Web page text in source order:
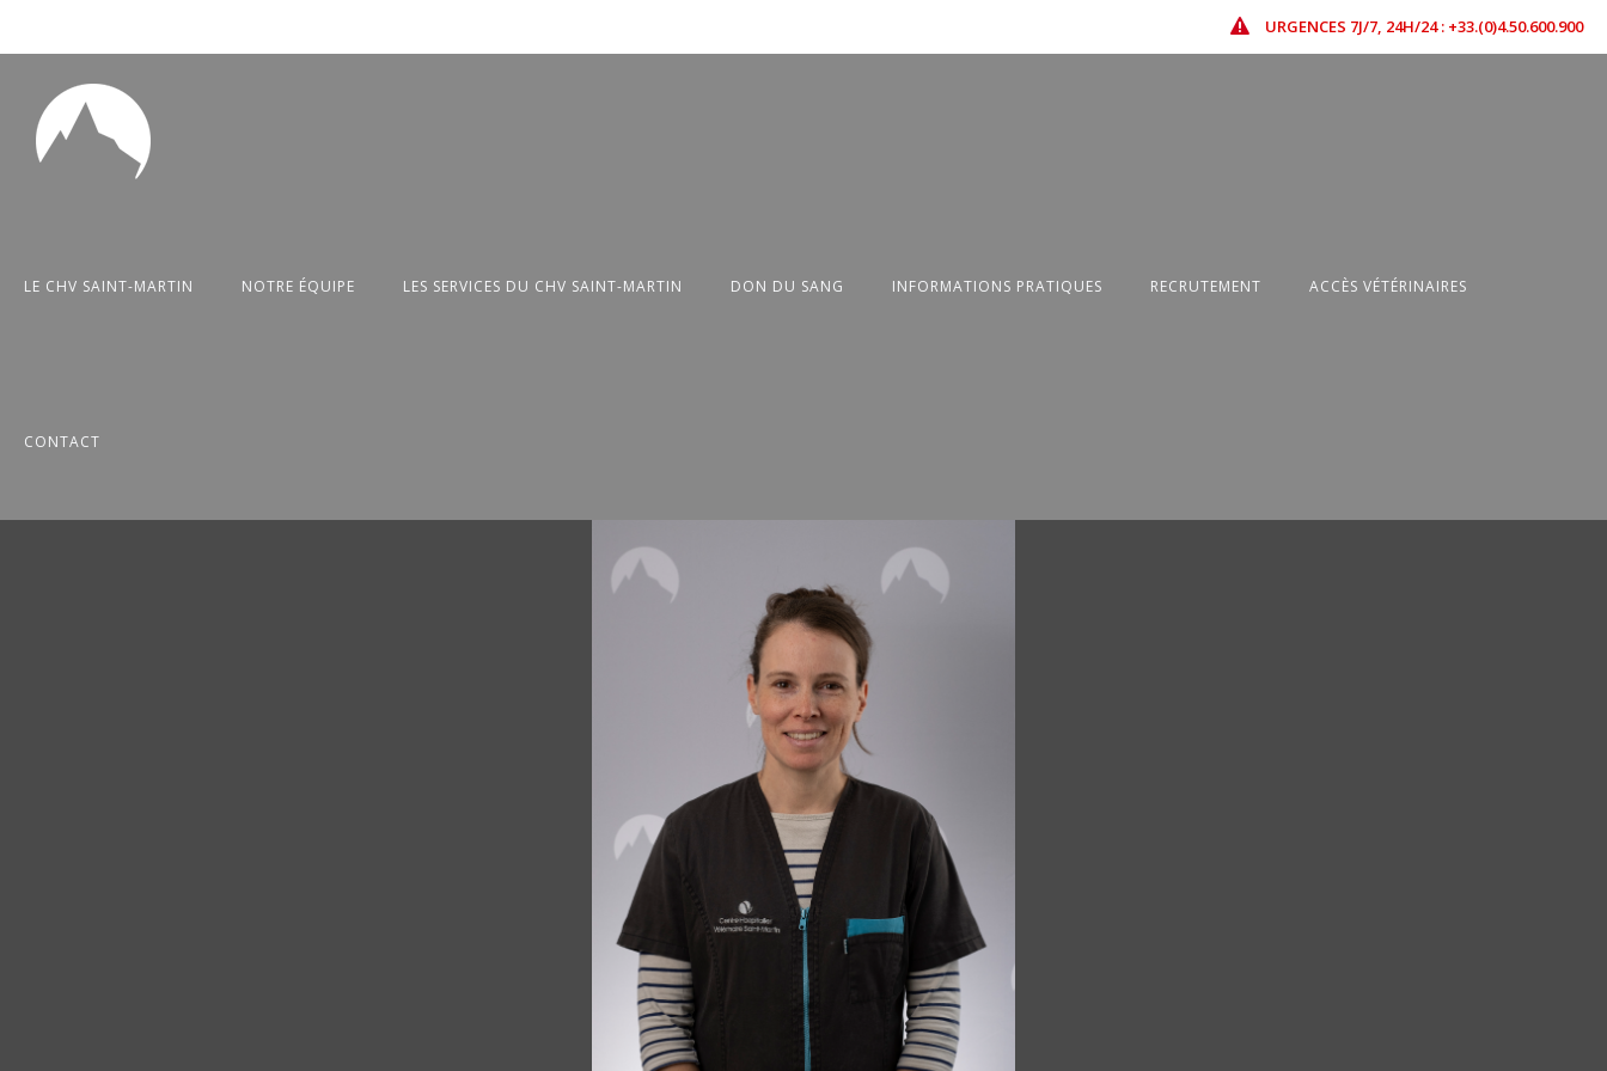
URGENCES 7J/7, 24H/24 : +33.(0)4.50.600.900
LE CHV SAINT-MARTIN NOTRE ÉQUIPE LES SERVICES DU CHV SAINT-MARTIN DON DU SANG INFORMATIONS PRATIQUES RECRUTEMENT ACCÈS VÉTÉRINAIRES
CONTACT